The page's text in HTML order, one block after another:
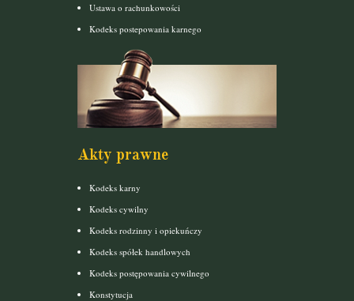
Ustawa o rachunkowości
Kodeks postepowania karnego
Akty prawne
Kodeks karny
Kodeks cywilny
Kodeks rodzinny i opiekuńczy
Kodeks spółek handlowych
Kodeks postępowania cywilnego
Konstytucja